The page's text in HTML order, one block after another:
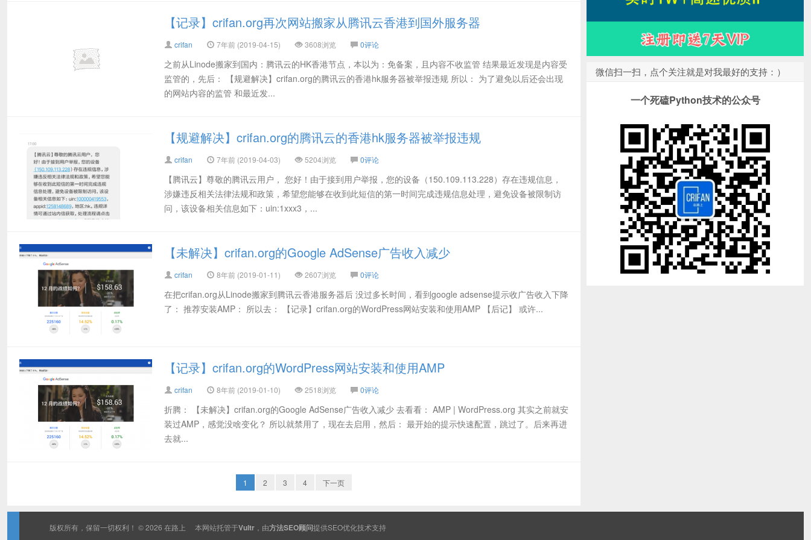
【记录】crifan.org再次网站搬家从腾讯云香港到国外服务器
crifan 7年前 (2019-04-15) 3608浏览 0评论
之前从Linode搬家到国内：腾讯云的HK香港节点，本以为：免备案，且内容不收监管 结果最近发现是内容受
监管的，先后： 【规避解决】crifan.org的腾讯云的香港hk服务器被举报违规 所以： 为了避免以后还会出现
的网站内容的监管 和最近发...
【规避解决】crifan.org的腾讯云的香港hk服务器被举报违规
crifan 7年前 (2019-04-03) 5204浏览 0评论
【腾讯云】尊敬的腾讯云用户， 您好！由于接到用户举报，您的设备（150.109.113.228）存在违规信息，
涉嫌违反相关法律法规和政策，希望您能够在收到此短信的第一时间完成违规信息处理，避免设备被限制访
问，该设备相关信息如下：uin:1xxx3，...
【未解决】crifan.org的Google AdSense广告收入减少
crifan 8年前 (2019-01-11) 2607浏览 0评论
在把crifan.org从Linode搬家到腾讯云香港服务器后 没过多长时间，看到google adsense提示收广告收入下降
了： 推荐安装AMP： 所以去： 【记录】crifan.org的WordPress网站安装和使用AMP 【后记】 或许...
【记录】crifan.org的WordPress网站安装和使用AMP
crifan 8年前 (2019-01-10) 2518浏览 0评论
折腾： 【未解决】crifan.org的Google AdSense广告收入减少 去看看： AMP | WordPress.org 其实之前就安
装过AMP，感觉没啥变化？ 所以就禁用了，现在去启用，然后： 最开始的提示快速配置，跳过了。后来再进
去就...
1 2 3 4 下一页
微信扫一扫，点个关注就是对我最好的支持：）
一个死磕Python技术的公众号
版权所有，保留一切权利！ © 2026 在路上 本网站托管于Vultr ，由方法SEO顾问提供SEO优化技术支持